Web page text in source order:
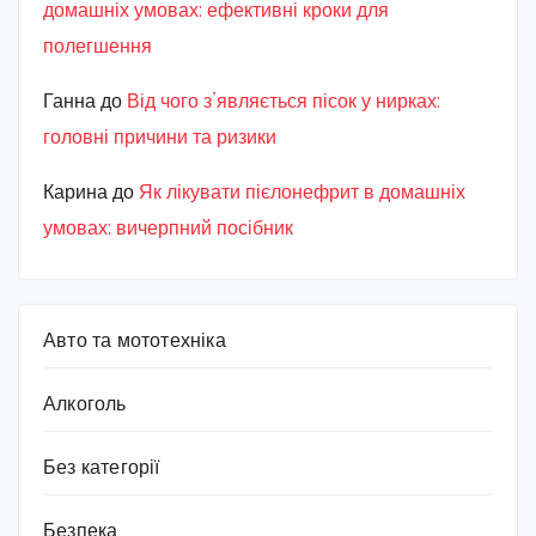
домашніх умовах: ефективні кроки для
полегшення
Ганна до Від чого з’являється пісок у нирках:
головні причини та ризики
Карина до Як лікувати пієлонефрит в домашніх
умовах: вичерпний посібник
Авто та мототехніка
Алкоголь
Без категорії
Безпека